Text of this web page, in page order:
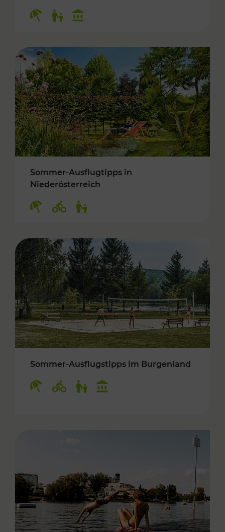
Sommer-Ausflugtipps in
Niederösterreich
Sommer-Ausflugstipps im Burgenland